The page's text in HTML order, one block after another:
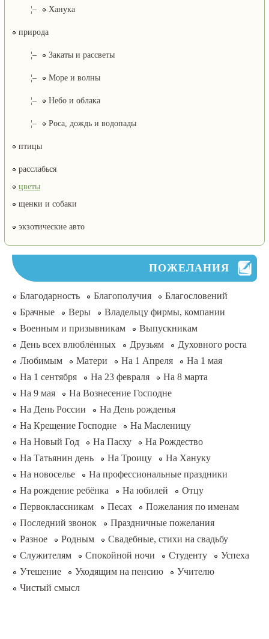
¦– Ханука
природа
¦– Закаты и рассветы
¦– Море и волны
¦– Небо и облака
¦– Роса, дождь и водопады
птицы
расслабься
цветы
щенки и собаки
экзотические авто
ПОЖЕЛАНИЯ
Благодарность Благополучия
Благословений
Брачные
Веры
Владельцу фирмы, компании
Военным и призывникам
Выпускникам
День всех влюблённых
Друзьям
Духовного роста
Любимым
Матери На 1 Апреля
На 1 мая
На 1 сентября
На 23 февраля
На 8 марта
На 9 мая
На Вознесение Господне
На День России
На День рожденья
На Крещение Господне
На Масленицу
На Новый Год
На Пасху
На Рождество
На Татьянин день
На Троицу
На Хануку
На новоселье
На профессиональные праздники
На рождение ребёнка
На юбилей
Отцу
Первоклассникам
Песах
Пожелания по именам
Последний звонок
Праздничные пожелания
Разное
Родным
Свадебные, стихи на свадьбу
Служителям
Спокойной ночи Студенту
Успеха
Утешение
Уходящим на пенсию
Учителю
Чистый смысл